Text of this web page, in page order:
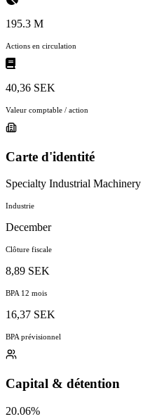
195.3 M
Actions en circulation
40,36 SEK
Valeur comptable / action
Carte d'identité
Specialty Industrial Machinery
Industrie
December
Clôture fiscale
8,89 SEK
BPA 12 mois
16,37 SEK
BPA prévisionnel
Capital & détention
20.06%